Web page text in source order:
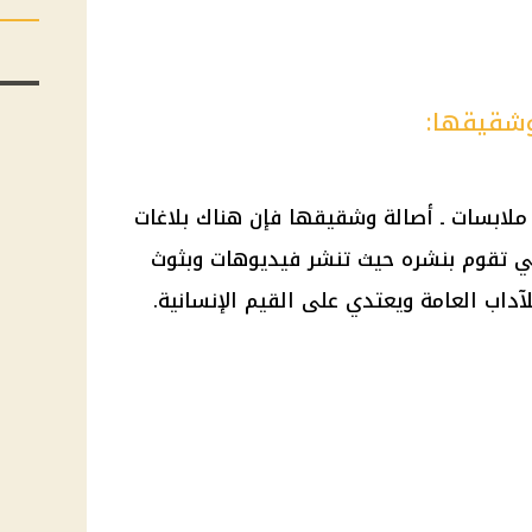
ـ أصالة وشقيقها فإن هناك بلاغات
تقوم بنشره حيث تنشر فيديوهات وبثوث
العامة ويعتدي على القيم الإنسانية.